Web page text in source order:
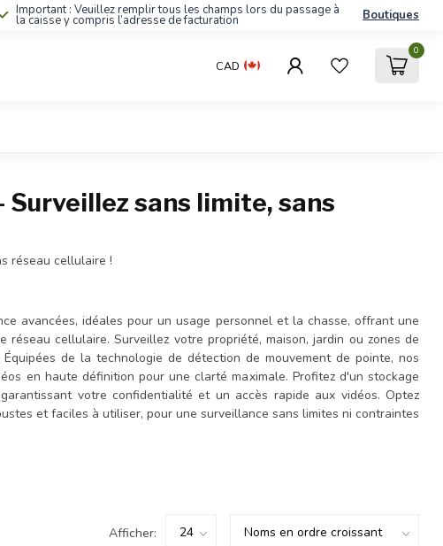
Important : Veuillez remplir tous les champs lors du passage à
la caisse y compris l’adresse de facturation Boutiques
CAD
0
Surveillez sans limite, sans
réseau cellulaire !
avancées, idéales pour un usage personnel et la chasse, offrant une
réseau cellulaire. Surveillez votre propriété, maison, jardin ou zones de
de la technologie de détection de mouvement de pointe, nos
en haute définition pour une clarté maximale. Profitez d'un stockage
votre confidentialité et un accès rapide aux vidéos. Optez
et faciles à utiliser, pour une surveillance sans limites ni contraintes
Afficher: